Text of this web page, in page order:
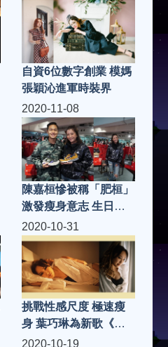
曲〈萬國覺醒〉上架
自資6位數字創業 模媽
張穎沁進軍時裝界
2020-11-08
陳嘉桓慘被稱「肥桓」
激發瘦身意志 生日與
家人過
2020-10-31
挑戰性感尺度 極速瘦
身 葉巧琳為新歌《二
人份》MV 入行以來最
2020-10-19